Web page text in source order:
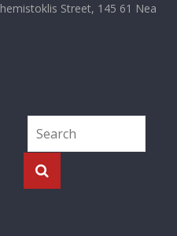
Street, 145 61 Nea